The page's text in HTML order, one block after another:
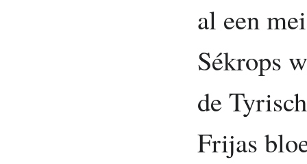
al een
Sékrops
de
Frijas